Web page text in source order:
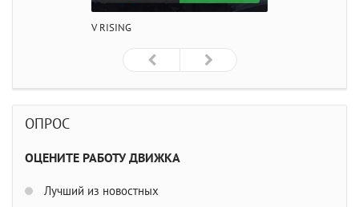
V RISING
ОПРОС
ОЦЕНИТЕ РАБОТУ ДВИЖКА
Лучший из новостных